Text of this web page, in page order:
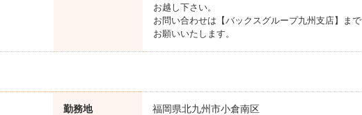
お越し下さい。
お問い合わせは【バックスグループ九州支店】まで
お願いいたします。
勤務地 福岡県北九州市小倉南区